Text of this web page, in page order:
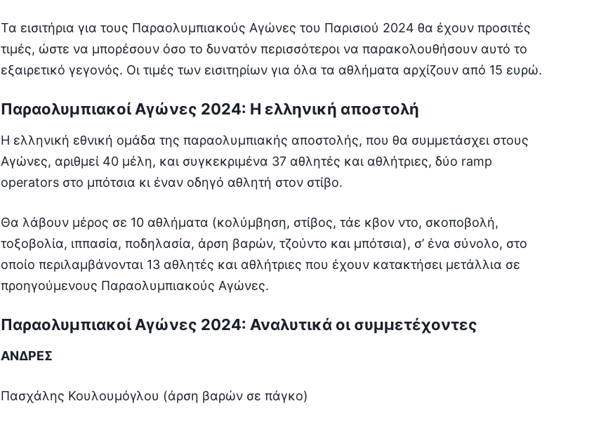
Τα εισιτήρια για τους Παραολυμπιακούς Αγώνες του Παρισιού 2024 θα έχουν προσιτές
τιμές, ώστε να μπορέσουν όσο το δυνατόν περισσότεροι να παρακολουθήσουν αυτό το
εξαιρετικό γεγονός. Οι τιμές των εισιτηρίων για όλα τα αθλήματα αρχίζουν από 15 ευρώ.
Παραολυμπιακοί Αγώνες 2024: Η ελληνική αποστολή
Η ελληνική εθνική ομάδα της παραολυμπιακής αποστολής, που θα συμμετάσχει στους
Αγώνες, αριθμεί 40 μέλη, και συγκεκριμένα 37 αθλητές και αθλήτριες, δύο ramp
operators στο μπότσια κι έναν οδηγό αθλητή στον στίβο.
Θα λάβουν μέρος σε 10 αθλήματα (κολύμβηση, στίβος, τάε κβον ντο, σκοποβολή,
τοξοβολία, ιππασία, ποδηλασία, άρση βαρών, τζούντο και μπότσια), σ’ ένα σύνολο, στο
οποίο περιλαμβάνονται 13 αθλητές και αθλήτριες που έχουν κατακτήσει μετάλλια σε
προηγούμενους Παραολυμπιακούς Αγώνες.
Παραολυμπιακοί Αγώνες 2024: Αναλυτικά οι συμμετέχοντες
ΑΝΔΡΕΣ
Πασχάλης Κουλουμόγλου (άρση βαρών σε πάγκο)